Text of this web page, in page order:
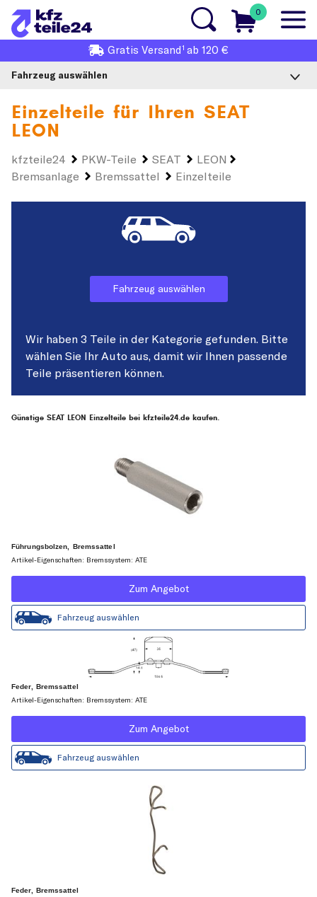
0
Gratis Versand1 ab 120 €
Fahrzeug auswählen
Einzelteile für Ihren SEAT
LEON
kfzteile24 PKW-Teile SEAT
LEON
Bremsanlage
Bremssattel Einzelteile
Fahrzeug auswählen
Wir haben 3 Teile in der Kategorie gefunden. Bitte
wählen Sie Ihr Auto aus, damit wir Ihnen passende
Teile präsentieren können.
Günstige SEAT LEON Einzelteile bei kfzteile24.de kaufen.
Führungsbolzen, Bremssattel
Artikel-Eigenschaften: Bremssystem: ATE
Zum Angebot
Fahrzeug auswählen
Feder, Bremssattel
Artikel-Eigenschaften: Bremssystem: ATE
Zum Angebot
Fahrzeug auswählen
Feder, Bremssattel